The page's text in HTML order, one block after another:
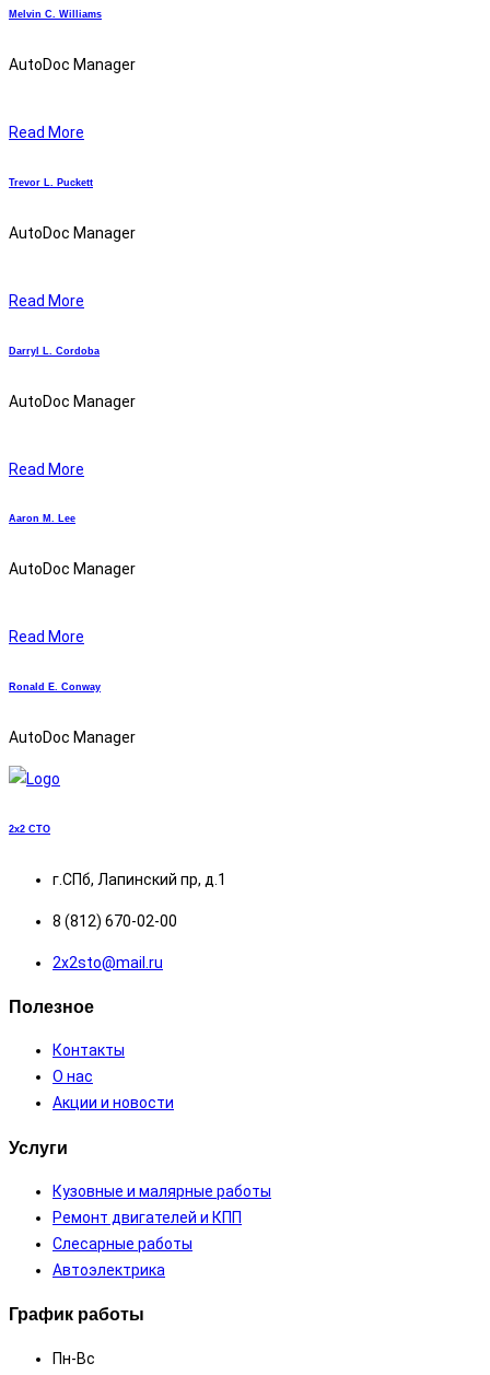
Melvin C. Williams
AutoDoc Manager
Read More
Trevor L. Puckett
AutoDoc Manager
Read More
Darryl L. Cordoba
AutoDoc Manager
Read More
Aaron M. Lee
AutoDoc Manager
Read More
Ronald E. Conway
AutoDoc Manager
2x2 СТО
г.СПб, Лапинский пр, д.1
8 (812) 670-02-00
2х2sto@mail.ru
Полезное
Контакты
О нас
Акции и новости
Услуги
Кузовные и малярные работы
Ремонт двигателей и КПП
Слесарные работы
Автоэлектрика
График работы
Пн-Вс